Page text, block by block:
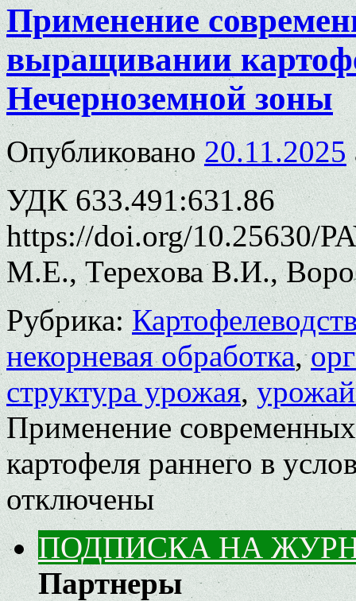
Применение
выращивании
Нечерноземной зоны
Опубликовано 20.11.2025
УДК 633.491:631.86
https://doi.org/10.25630/
М.Е., Терехова В.И.,
Рубрика:
некорневая обработка,
структура урожая,
Применение
картофеля раннего в
отключены
ПОДПИСКА НА
Партнеры